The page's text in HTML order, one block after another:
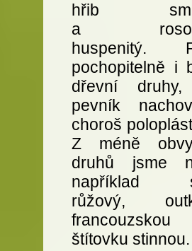
hřib
a
huspenitý.
pochopitelně i
dřevní
pevník
choroš
Z méně
druhů jsme
například
růžový,
francouzskou
štítovku stinnou.